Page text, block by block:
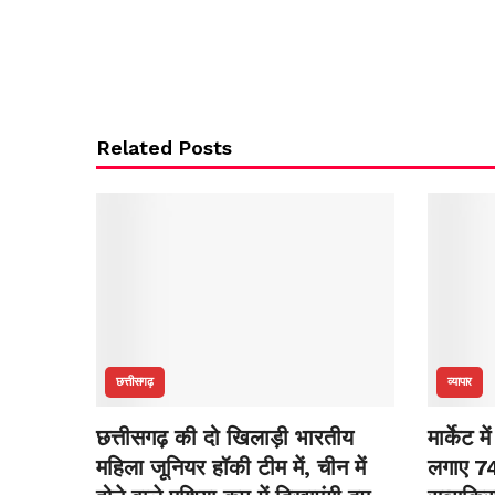
Related Posts
छत्तीसगढ़
छत्तीसगढ़ की दो खिलाड़ी भारतीय
महिला जूनियर हॉकी टीम में, चीन में
व्यापार
मार्केट
लगाए